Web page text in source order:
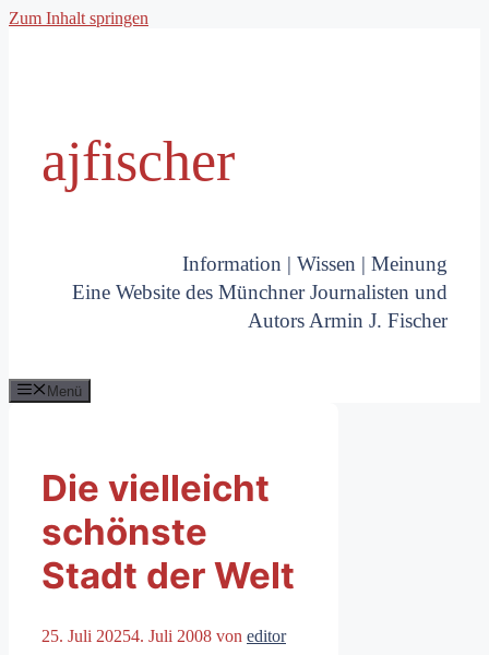
Zum Inhalt springen
ajfischer
Information | Wissen | Meinung
Eine Website des Münchner Journalisten und
Autors Armin J. Fischer
Menü
Die vielleicht
schönste
Stadt der Welt
25. Juli 20254. Juli 2008 von editor